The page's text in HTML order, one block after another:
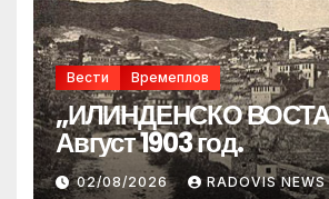
Вести Времеплов
„ИЛИНДЕНСКО
Август 1903 год.
02/08/2026 RADOVIS NEWS